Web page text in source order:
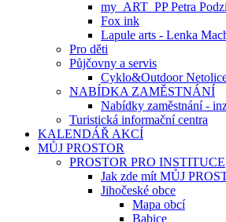
my_ART_PP Petra
Fox ink
Lapule arts - Lenka
Pro děti
Půjčovny a servis
Cyklo&Outdoor
NABÍDKA ZAMĚSTNÁNÍ
Nabídky zaměstnání -
Turistická informační centra
KALENDÁŘ AKCÍ
MŮJ PROSTOR
PROSTOR PRO INSTITUCE
Jak zde mít MŮJ
Jihočeské obce
Mapa obcí
Babice